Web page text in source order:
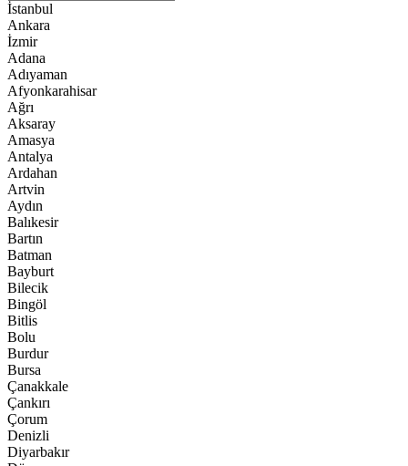
İstanbul
Ankara
İzmir
Adana
Adıyaman
Afyonkarahisar
Ağrı
Aksaray
Amasya
Antalya
Ardahan
Artvin
Aydın
Balıkesir
Bartın
Batman
Bayburt
Bilecik
Bingöl
Bitlis
Bolu
Burdur
Bursa
Çanakkale
Çankırı
Çorum
Denizli
Diyarbakır